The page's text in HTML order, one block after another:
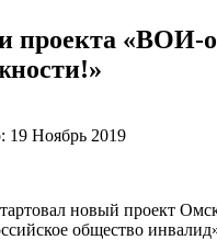
проекта «ВОИ-
19 Ноябрь 2019
новый проект
общество